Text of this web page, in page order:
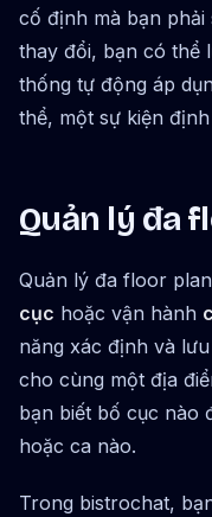
cố định mà bạn phải
thay đổi, bạn có thể
thống tự động áp
thể, một sự kiện
Quản lý đa
Quản lý đa floor
cục hoặc vận hành
năng xác định và
cho cùng một địa
bạn biết bố cục nào
hoặc ca nào.
Trong bistrochat,